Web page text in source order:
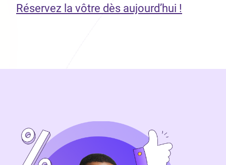
Réservez la vôtre dès aujourd’hui !